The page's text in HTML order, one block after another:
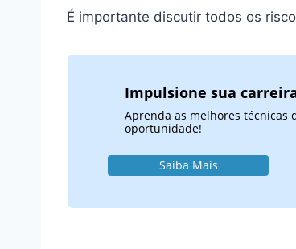
É importante discutir todos os
Impulsione sua
Aprenda as melhores técnicas
oportunidade!
Saiba Mais